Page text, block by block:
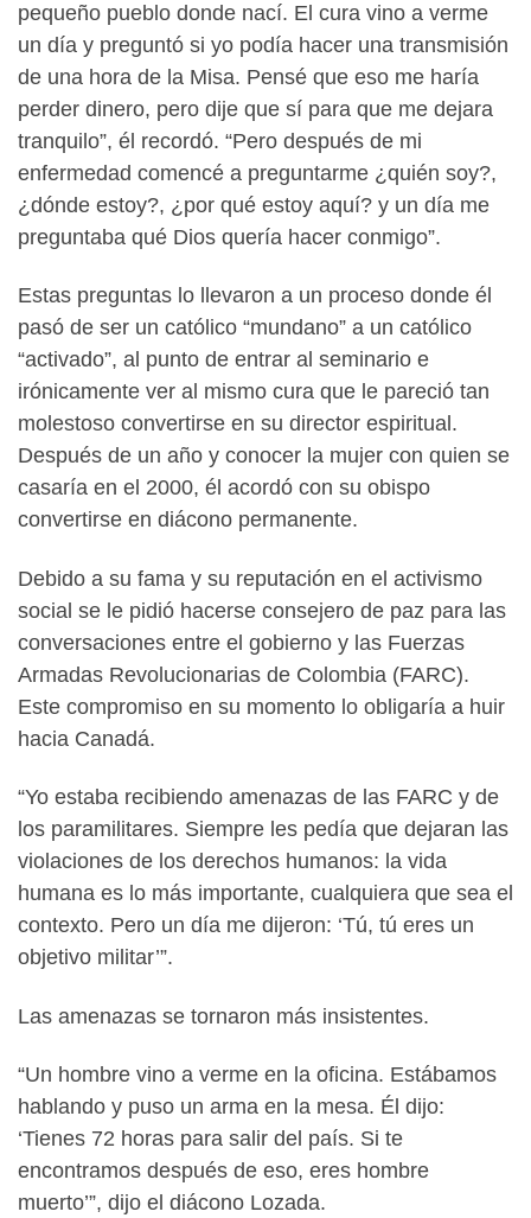
pequeño pueblo donde nací. El cura vino a verme
un día y preguntó si yo podía hacer una transmisión
de una hora de la Misa. Pensé que eso me haría
perder dinero, pero dije que sí para que me dejara
tranquilo”, él recordó. “Pero después de mi
enfermedad comencé a preguntarme ¿quién soy?,
¿dónde estoy?, ¿por qué estoy aquí? y un día me
preguntaba qué Dios quería hacer conmigo”.
Estas preguntas lo llevaron a un proceso donde él
pasó de ser un católico “mundano” a un católico
“activado”, al punto de entrar al seminario e
irónicamente ver al mismo cura que le pareció tan
molestoso convertirse en su director espiritual.
Después de un año y conocer la mujer con quien se
casaría en el 2000, él acordó con su obispo
convertirse en diácono permanente.
Debido a su fama y su reputación en el activismo
social se le pidió hacerse consejero de paz para las
conversaciones entre el gobierno y las Fuerzas
Armadas Revolucionarias de Colombia (FARC).
Este compromiso en su momento lo obligaría a huir
hacia Canadá.
“Yo estaba recibiendo amenazas de las FARC y de
los paramilitares. Siempre les pedía que dejaran las
violaciones de los derechos humanos: la vida
humana es lo más importante, cualquiera que sea el
contexto. Pero un día me dijeron: ‘Tú, tú eres un
objetivo militar’”.
Las amenazas se tornaron más insistentes.
“Un hombre vino a verme en la oficina. Estábamos
hablando y puso un arma en la mesa. Él dijo:
‘Tienes 72 horas para salir del país. Si te
encontramos después de eso, eres hombre
muerto’”, dijo el diácono Lozada.